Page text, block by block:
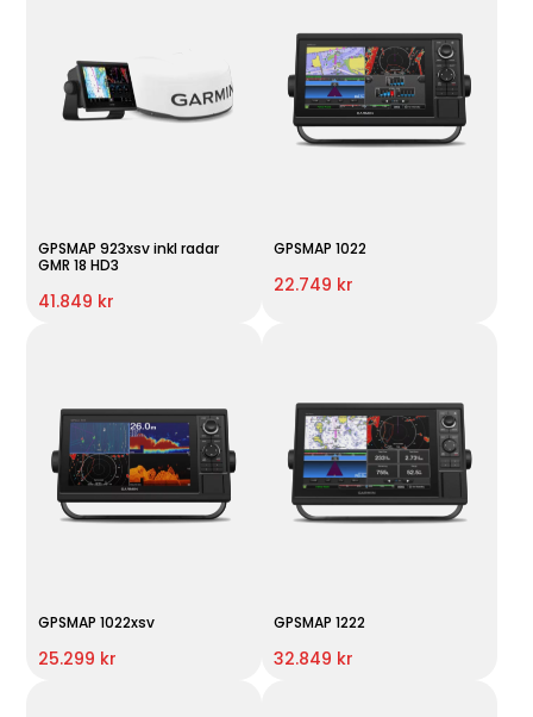
GPSMAP 923xsv inkl radar
GMR 18 HD3
41.849 kr
GPSMAP 1022
22.749 kr
GPSMAP 1022xsv
25.299 kr
GPSMAP 1222
32.849 kr